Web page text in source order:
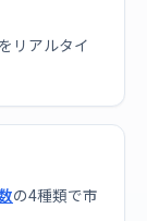
リアルタイ
の4種類で市